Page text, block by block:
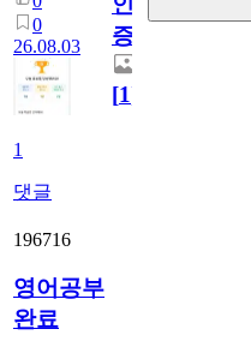
0
26.08.03
1
댓글
증
[1]
196716
영어공부
완료